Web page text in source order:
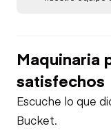
Air Conditioner
Fuel Leaks
Cooling System
Leaks
Limited Function
Check - Brakes
Maquinaria
satisfechos
Escuche lo que
Bucket.